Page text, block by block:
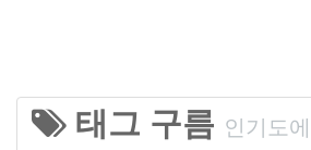
태그 구름 인기도